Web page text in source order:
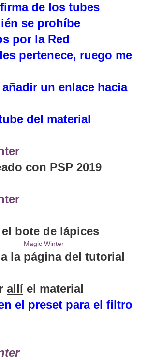
de los tubes
se prohíbe
por la Red
pertenece, ruego me
un enlace hacia
del material
con PSP 2019
bote de lápices
la página del tutorial
allíel material
el preset para el filtro